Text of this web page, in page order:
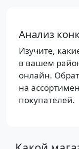
Анализ
Изучите,
в вашем
онлайн.
на
покупателей.